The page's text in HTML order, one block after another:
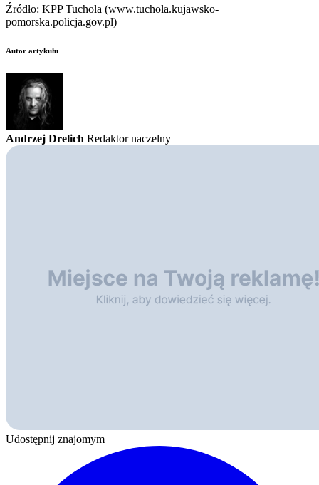
Źródło: KPP Tuchola (www.tuchola.kujawsko-
pomorska.policja.gov.pl)
Autor artykułu
Andrzej Drelich Redaktor naczelny
Udostępnij znajomym